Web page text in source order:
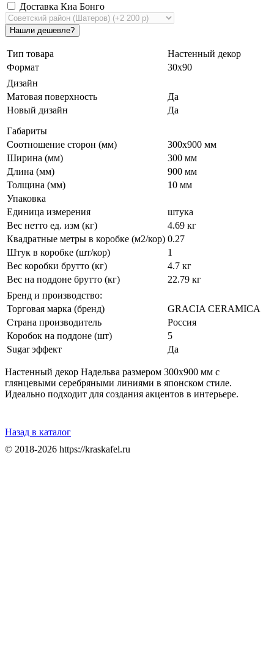
Доставка Киа Бонго
Тип товара
Настенный декор
Формат
30х90
Дизайн
Матовая поверхность
Да
Новый дизайн
Да
Габариты
Соотношение сторон (мм)
300x900 мм
Ширина (мм)
300 мм
Длина (мм)
900 мм
Толщина (мм)
10 мм
Упаковка
Единица измерения
штука
Вес нетто ед. изм (кг)
4.69 кг
Квадратные метры в коробке (м2/кор) 0.27
Штук в коробке (шт/кор)
1
Вес коробки брутто (кг)
4.7 кг
Вес на поддоне брутто (кг)
22.79 кг
Бренд и производство:
Торговая марка (бренд)
GRACIA CERAMICA
Страна производитель
Россия
Коробок на поддоне (шт)
5
Sugar эффект
Да
Настенный декор Надельва размером 300x900 мм с
глянцевыми серебряными линиями в японском стиле.
Идеально подходит для создания акцентов в интерьере.
Назад в каталог
© 2018-2026 https://kraskafel.ru